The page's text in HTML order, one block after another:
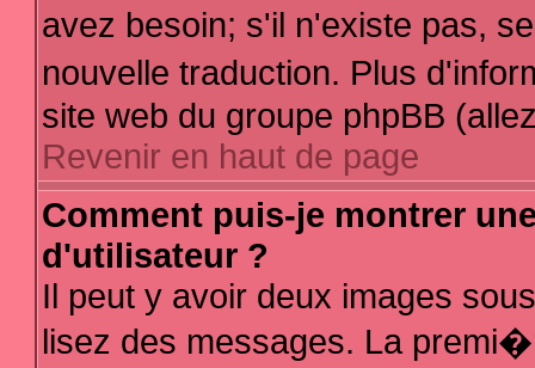
avez besoin; s'il n'existe pas,
nouvelle traduction. Plus
site web du groupe phpBB
Revenir en haut de page
Comment puis-je montrer
d'utilisateur ?
Il peut y avoir deux images
lisez des messages. La